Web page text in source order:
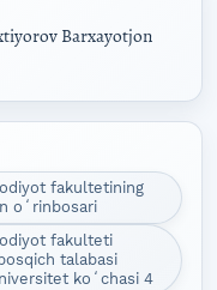
Barxayotjon
fakultetining
oʻrinbosari
fakulteti
talabasi
koʻchasi 4